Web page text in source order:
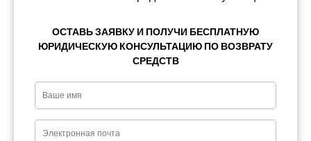
ОСТАВЬ ЗАЯВКУ И ПОЛУЧИ БЕСПЛАТНУЮ
ЮРИДИЧЕСКУЮ КОНСУЛЬТАЦИЮ ПО ВОЗВРАТУ
СРЕДСТВ